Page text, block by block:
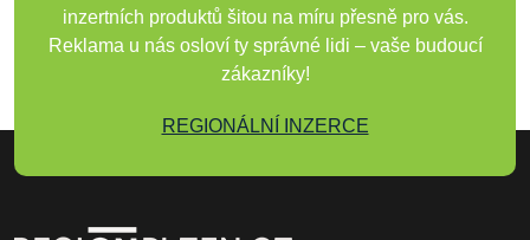
inzertních produktů šitou na míru přesně pro vás.
Reklama u nás osloví ty správné lidi – vaše budoucí
zákazníky!
REGIONÁLNÍ INZERCE